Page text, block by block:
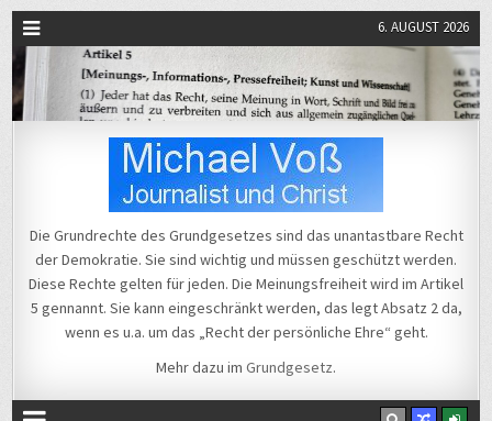
6. AUGUST 2026
Michael Voß
Die Grundrechte des Grundgesetzes sind das unantastbare Recht
der Demokratie. Sie sind wichtig und müssen geschützt werden.
Diese Rechte gelten für jeden. Die Meinungsfreiheit wird im Artikel
5 gennannt. Sie kann eingeschränkt werden, das legt Absatz 2 da,
wenn es u.a. um das „Recht der persönliche Ehre“ geht.
Mehr dazu im Grundgesetz.